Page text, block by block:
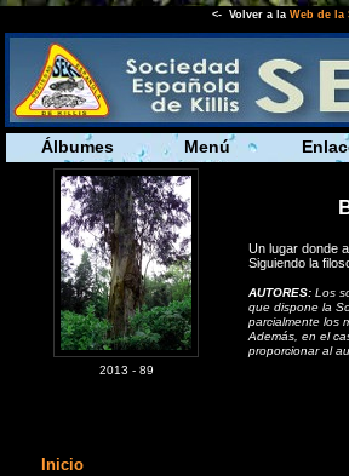
<- Volver a la Web de la
Álbumes Menú
2013 - 89
Un lugar donde
Siguiendo la
AUTORES:Los
que dispone la
parcialmente los
Además, en el
proporcionar al
Inicio